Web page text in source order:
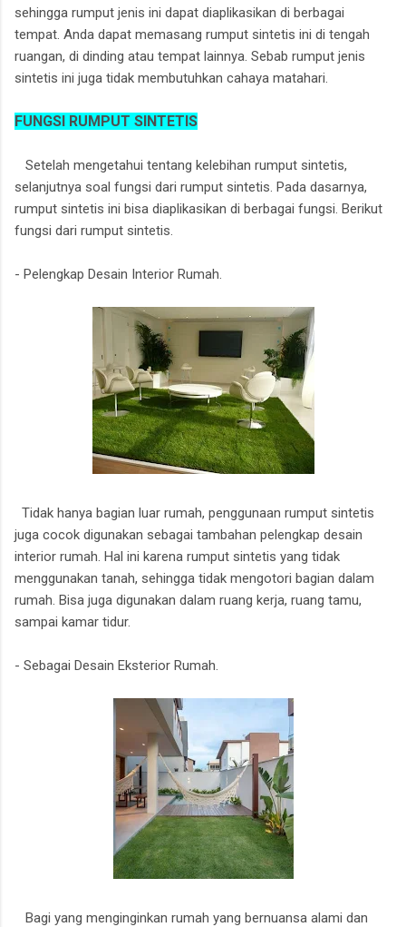
sehingga rumput jenis ini dapat diaplikasikan di berbagai
tempat. Anda dapat memasang rumput sintetis ini di tengah
ruangan, di dinding atau tempat lainnya. Sebab rumput jenis
sintetis ini juga tidak membutuhkan cahaya matahari.
FUNGSI RUMPUT SINTETIS
Setelah mengetahui tentang kelebihan rumput sintetis,
selanjutnya soal fungsi dari rumput sintetis. Pada dasarnya,
rumput sintetis ini bisa diaplikasikan di berbagai fungsi. Berikut
fungsi dari rumput sintetis.
- Pelengkap Desain Interior Rumah.
Tidak hanya bagian luar rumah, penggunaan rumput sintetis
juga cocok digunakan sebagai tambahan pelengkap desain
interior rumah. Hal ini karena rumput sintetis yang tidak
menggunakan tanah, sehingga tidak mengotori bagian dalam
rumah. Bisa juga digunakan dalam ruang kerja, ruang tamu,
sampai kamar tidur.
- Sebagai Desain Eksterior Rumah.
Bagi yang menginginkan rumah yang bernuansa alami dan